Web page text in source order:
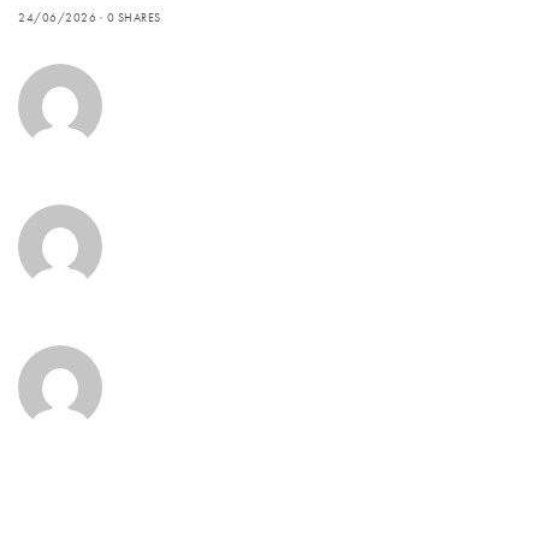
24/06/2026 0 SHARES